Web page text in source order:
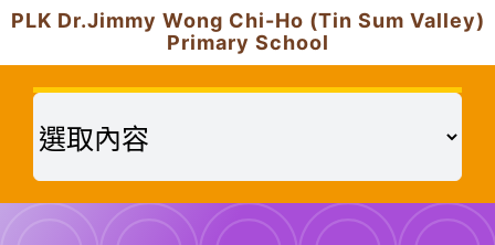
PLK Dr.Jimmy Wong Chi-Ho (Tin Sum Valley)
Primary School